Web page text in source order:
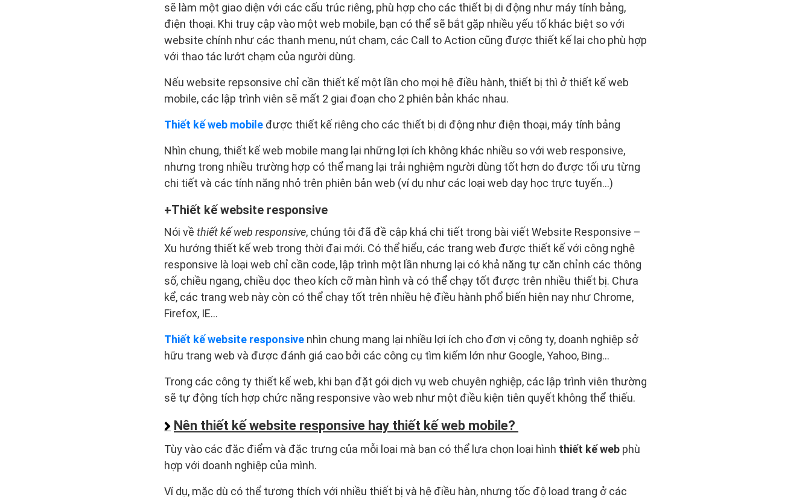
sẽ làm một giao diện với các cấu trúc riêng, phù hợp cho các thiết bị di động như máy tính bảng,
điện thoại. Khi truy cập vào một web mobile, bạn có thể sẽ bắt gặp nhiều yếu tố khác biệt so với
website chính như các thanh menu, nút chạm, các Call to Action cũng được thiết kế lại cho phù hợp
với thao tác lướt chạm của người dùng.
Nếu website repsonsive chỉ cần thiết kế một lần cho mọi hệ điều hành, thiết bị thì ở thiết kế web
mobile, các lập trình viên sẽ mất 2 giai đoạn cho 2 phiên bản khác nhau.
Thiết kế web mobile được thiết kế riêng cho các thiết bị di động như điện thoại, máy tính bảng
Nhìn chung, thiết kế web mobile mang lại những lợi ích không khác nhiều so với web responsive,
nhưng trong nhiều trường hợp có thể mang lại trải nghiệm người dùng tốt hơn do được tối ưu từng
chi tiết và các tính năng nhỏ trên phiên bản web (ví dụ như các loại web dạy học trực tuyến…)
Thiết kế website responsive
Nói về thiết kế web responsive, chúng tôi đã đề cập khá chi tiết trong bài viết Website Responsive –
Xu hướng thiết kế web trong thời đại mới. Có thể hiểu, các trang web được thiết kế với công nghệ
responsive là loại web chỉ cần code, lập trình một lần nhưng lại có khả năng tự căn chỉnh các thông
số, chiều ngang, chiều dọc theo kích cỡ màn hình và có thể chạy tốt được trên nhiều thiết bị. Chưa
kể, các trang web này còn có thể chạy tốt trên nhiều hệ điều hành phổ biến hiện nay như Chrome,
Firefox, IE…
Thiết kế website responsive nhìn chung mang lại nhiều lợi ích cho đơn vị công ty, doanh nghiệp sở
hữu trang web và được đánh giá cao bởi các công cụ tìm kiếm lớn như Google, Yahoo, Bing…
Trong các công ty thiết kế web, khi bạn đặt gói dịch vụ web chuyên nghiệp, các lập trình viên thường
sẽ tự động tích hợp chức năng responsive vào web như một điều kiện tiên quyết không thể thiếu.
Nên thiết kế website responsive hay thiết kế web mobile?
Tùy vào các đặc điểm và đặc trưng của mỗi loại mà bạn có thể lựa chọn loại hình thiết kế web phù
hợp với doanh nghiệp của mình.
Ví dụ, mặc dù có thể tương thích với nhiều thiết bị và hệ điều hàn, nhưng tốc độ load trang ở các